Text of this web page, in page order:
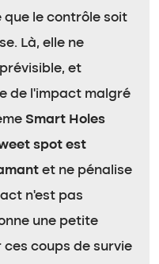
que le contrôle soit
Là, elle ne
et
de l’impact malgré
Smart Holes
spot est
et ne pénalise
n’est pas
une petite
coups de survie